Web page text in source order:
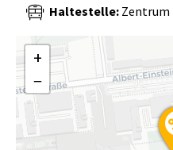
Haltestelle: Zentrum
+
−